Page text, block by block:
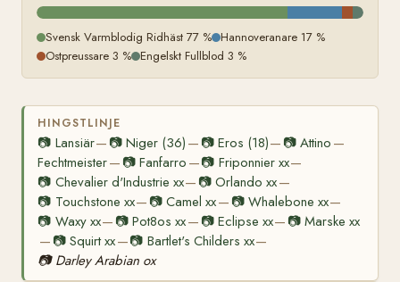
Svensk Varmblodig Ridhäst 77 % Hannoveranare 17 %
Ostpreussare 3 % Engelskt Fullblod 3 %
HINGSTLINJE
📷 Lansiär— 📷Niger (36) — 📷 Eros (18)— 📷 Attino —
Fechtmeister— 📷Fanfarro —📷 Friponnier xx—
📷 Chevalier d'Industrie xx— 📷Orlando xx—
📷 Touchstone xx— 📷Camel xx— 📷 Whalebone xx—
📷 Waxy xx— 📷Pot8os xx— 📷 Eclipse xx— 📷 Marske xx
— 📷Squirt xx—📷 Bartlet's Childers xx—
📷 Darley Arabian ox